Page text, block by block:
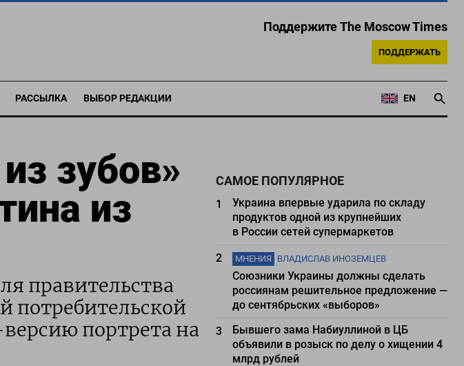
Поддержите The Moscow Times
ПОДДЕРЖАТЬ
РАССЫЛКА ВЫБОР РЕДАКЦИИ EN
зубов»
из
правительства
потребительской
портрета на
САМОЕ ПОПУЛЯРНОЕ
1
Украина впервые ударила по складу
продуктов одной из крупнейших
в России сетей супермаркетов
2
МНЕНИЯ ВЛАДИСЛАВ ИНОЗЕМЦЕВ
Союзники Украины должны сделать
россиянам решительное предложение —
до сентябрьских «выборов»
3
Бывшего зама Набиуллиной в ЦБ
объявили в розыск по делу о хищении 4
млрд рублей